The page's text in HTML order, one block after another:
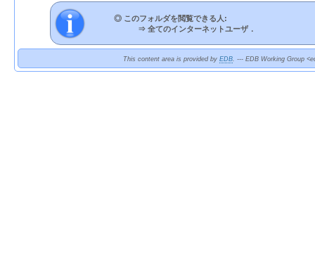
◎ このフォルダを閲覧できる人:
⇒ 全てのインターネットユーザ．
This content area is provided by EDB. --- EDB Working Group